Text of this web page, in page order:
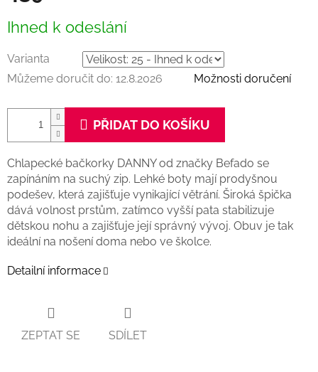
cena:
Ihned k odeslání
Varianta
Můžeme doručit do: 12.8.2026 Možnosti doručení
PŘIDAT DO KOŠÍKU
Chlapecké bačkorky DANNY od značky Befado se
zapínáním na suchý zip. Lehké boty mají prodyšnou
podešev, která zajišťuje vynikající větrání. Široká špička
dává volnost prstům, zatímco vyšší pata stabilizuje
dětskou nohu a zajišťuje její správný vývoj. Obuv je tak
ideální na nošení doma nebo ve školce.
Detailní informace
ZEPTAT SE SDÍLET